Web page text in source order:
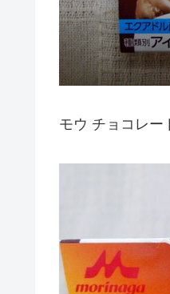
モウ チョコレー